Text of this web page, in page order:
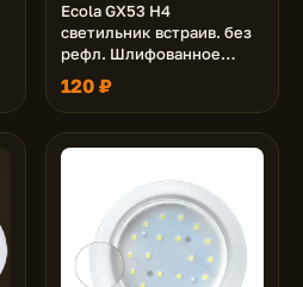
Ecola GX53 H4
светильник встраив. без
рефл. Шлифованное
золото 38x106 (к+)
120 ₽